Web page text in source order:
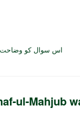
اس سوال کو وضاحت
ul-Mahjub